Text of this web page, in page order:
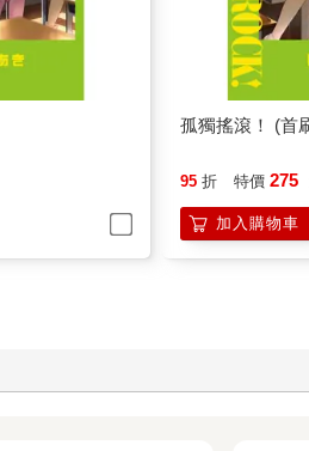
孤獨搖滾！ (首
95 折 特價 275
加入購物車